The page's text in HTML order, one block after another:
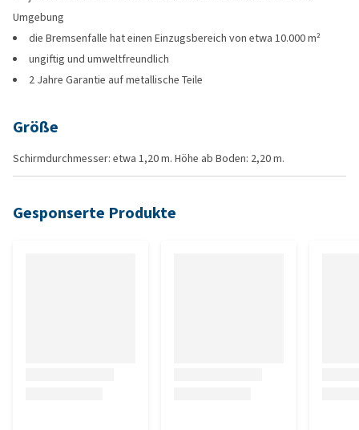
Umgebung
die Bremsenfalle hat einen Einzugsbereich von etwa 10.000 m²
ungiftig und umweltfreundlich
2 Jahre Garantie auf metallische Teile
Größe
Schirmdurchmesser: etwa 1,20 m. Höhe ab Boden: 2,20 m.
Gesponserte Produkte